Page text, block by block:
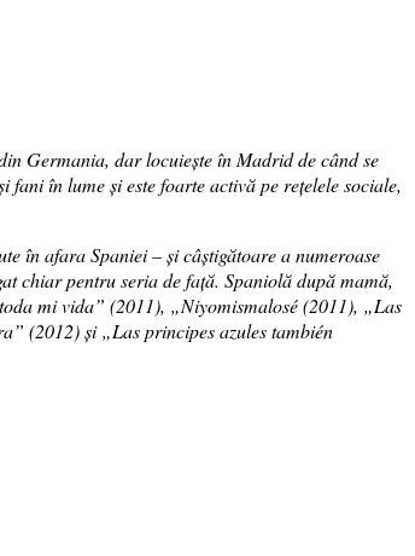
Germania, dar locuiește în Madrid de când se
în lume și este foarte activă pe rețelele sociale,
în afara Spaniei – și câștigătoare a numeroase
chiar pentru seria de față. Spaniolă după mamă,
mi vida” (2011), „Niyomismalosé (2011), „Las
(2012) și „Las principes azules también